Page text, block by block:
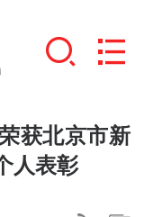
获北京市新
人表彰